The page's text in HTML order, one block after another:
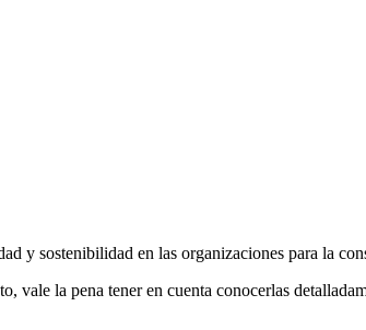
y sostenibilidad en las organizaciones para la
vale la pena tener en cuenta conocerlas